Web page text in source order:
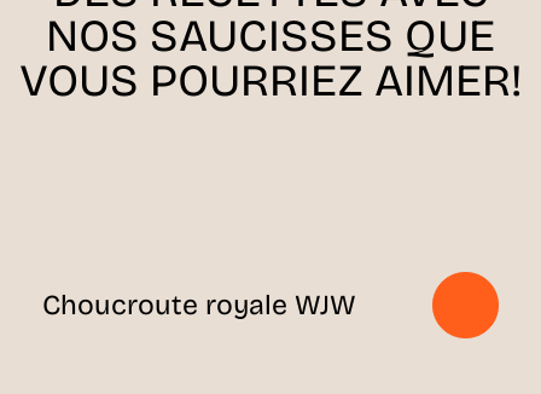
NOS SAUCISSES QUE
VOUS POURRIEZ AIMER!
Choucroute royale WJW